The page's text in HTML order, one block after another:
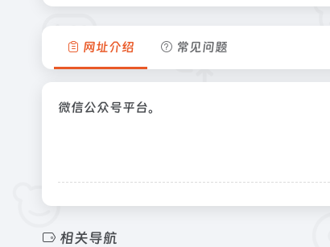
网址介绍 常见问题
微信公众号平台。
相关导航